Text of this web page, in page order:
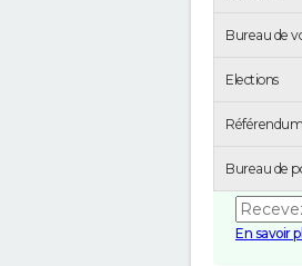
Bureau de
Elections
Référendum
Bureau de
En savoir